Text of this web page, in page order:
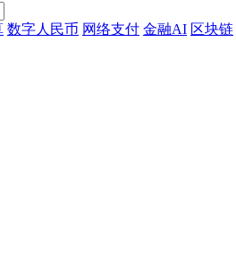
数字人民币 网络支付 金融AI 区块链